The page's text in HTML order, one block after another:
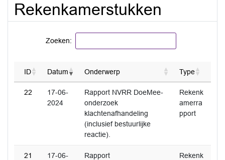
Rekenkamerstukken
Zoeken:
ID Datum Onderwerp Type
22
17-06-
2024
Rapport NVRR DoeMee-
onderzoek
klachtenafhandeling
(inclusief bestuurlijke
reactie).
Rekenk
amerra
pport
21
17-06-
Rapport
Rekenk